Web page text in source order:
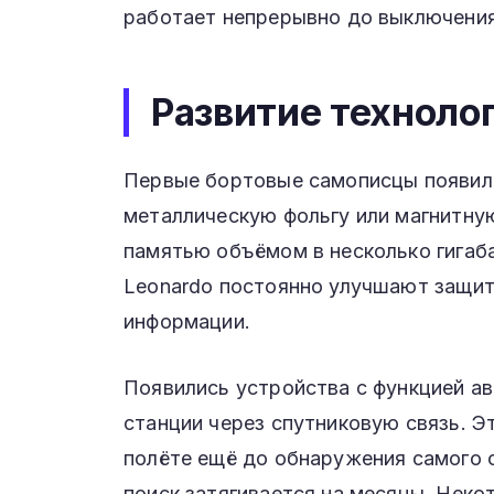
работает непрерывно до
Развитие
Первые бортовые самописцы
металлическую фольгу или
памятью объёмом в несколько
Leonardo постоянно улучшают
информации.
Появились устройства с функцией
станции через спутниковую связь.
полёте ещё до обнаружения самого